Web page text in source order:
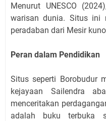
Menurut UNESCO
warisan dunia. Situs ini
peradaban dari Mesir
Peran dalam Pendidikan
Situs seperti Borobudur
kejayaan Sailendra
menceritakan
adalah buku terbuka